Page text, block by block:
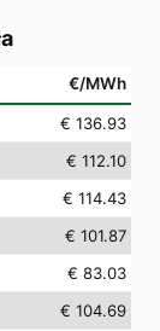
€/MWh
€ 136.93
€ 112.10
€ 114.43
€ 101.87
€ 83.03
€ 104.69